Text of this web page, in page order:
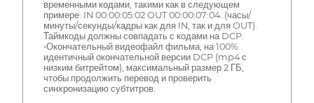
временными кодами, такими как в следующем
примере: IN 00:00:05:02 OUT 00:00:07:04. (часы/
минуты/секунды/кадры как для IN, так и для OUT).
Таймкоды должны совпадать с кодами на DCP.
•Окончательный видеофайл фильма, на 100%
идентичный окончательной версии DCP (mp4 с
низким битрейтом), максимальный размер 2 ГБ,
чтобы продолжить перевод и проверить
синхронизацию субтитров.